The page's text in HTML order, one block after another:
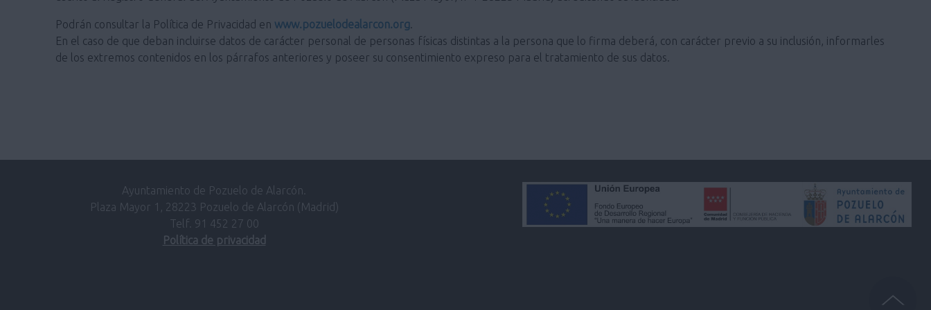
Podrán consultar la Política de Privacidad en www.pozuelodealarcon.org.
En el caso de que deban incluirse datos de carácter personal de personas físicas distintas a la persona que lo firma deberá, con carácter previo a su inclusión, informarles
de los extremos contenidos en los párrafos anteriores y poseer su consentimiento expreso para el tratamiento de sus datos.
Ayuntamiento de Pozuelo de Alarcón.
Plaza Mayor 1, 28223 Pozuelo de Alarcón (Madrid)
Telf. 91 452 27 00
Política de privacidad